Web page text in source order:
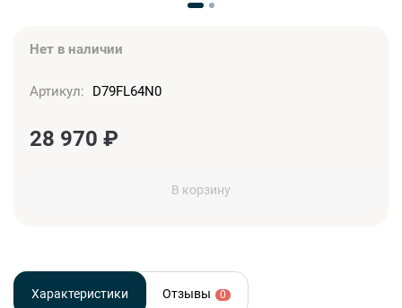
Нет в наличии
Артикул: D79FL64N0
28 970 ₽
В корзину
Характеристики Отзывы 0